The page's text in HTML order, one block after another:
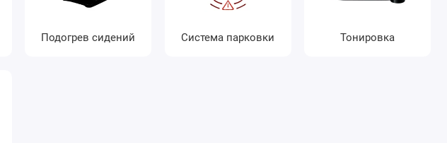
Подогрев сидений Система парковки Тонировка